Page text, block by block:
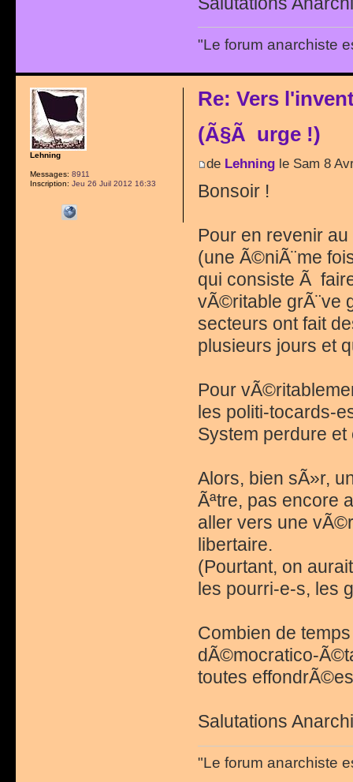
"Le forum anarchiste
Re: Vers
(Ã§Ã urge !)
de Lehningle Sam 8
Bonsoir !
Pour en revenir
(une Ã©niÃ¨me
qui consiste Ã
vÃ©ritable grÃ¨ve
secteurs ont fait
plusieurs jours et
Pour
les politi-tocards-
System perdure
Alors, bien sÃ»r,
Ãªtre, pas encore
aller vers une
libertaire.
(Pourtant, on
les pourri-e-s, les
Combien de
dÃ©mocratico-
toutes
Salutations
"Le forum anarchiste
Lehning
Messages: 8911
Inscription: Jeu 26 Juil 2012 16:33